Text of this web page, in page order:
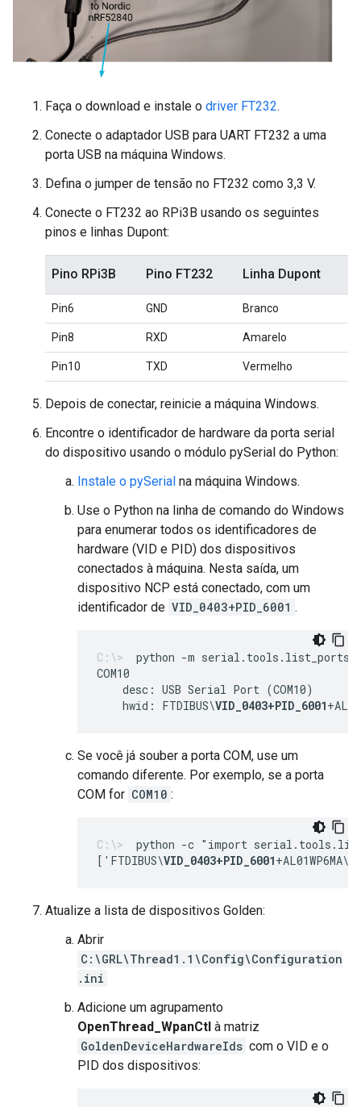
Faça o download e instale o driver FT232.
Conecte o adaptador USB para UART FT232 a uma
porta USB na máquina Windows.
Defina o jumper de tensão no FT232 como 3,3 V.
Conecte o FT232 ao RPi3B usando os seguintes
pinos e linhas Dupont:
Pino RPi3B Pino FT232 Linha Dupont
Pin6 GND Branco
Pin8 RXD Amarelo
Pin10 TXD Vermelho
Depois de conectar, reinicie a máquina Windows.
Encontre o identificador de hardware da porta serial
do dispositivo usando o módulo pySerial do Python:
Instale o pySerial na máquina Windows.
Use o Python na linha de comando do Windows
para enumerar todos os identificadores de
hardware (VID e PID) dos dispositivos
conectados à máquina. Nesta saída, um
dispositivo NCP está conectado, com um
identificador de VID_0403+PID_6001 .
python -m serial.tools.list_ports
    desc: USB Serial Port (COM10)
    hwid: FTDIBUS\
VID_0403+PID_6001
Se você já souber a porta COM, use um
comando diferente. Por exemplo, se a porta
COM for COM10 :
python -c "import
['FTDIBUS\VID_0403+PID_6001
Atualize a lista de dispositivos Golden:
Abrir
C:\GRL\Thread1.1\Config\Configuration
.ini
Adicione um agrupamento
OpenThread_WpanCtl à matriz
GoldenDeviceHardwareIds com o VID e o
PID dos dispositivos: